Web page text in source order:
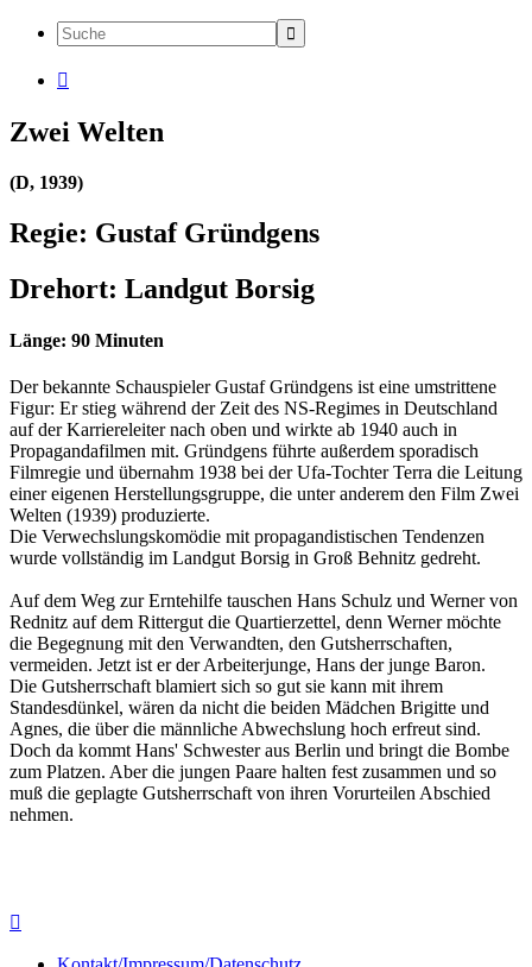

Zwei Welten
(D, 1939)
Regie: Gustaf Gründgens
Drehort: Landgut Borsig
Länge: 90 Minuten
Der bekannte Schauspieler Gustaf Gründgens ist eine umstrittene
Figur: Er stieg während der Zeit des NS-Regimes in Deutschland
auf der Karriereleiter nach oben und wirkte ab 1940 auch in
Propagandafilmen mit. Gründgens führte außerdem sporadisch
Filmregie und übernahm 1938 bei der Ufa-Tochter Terra die Leitung
einer eigenen Herstellungsgruppe, die unter anderem den Film Zwei
Welten (1939) produzierte.
Die Verwechslungskomödie mit propagandistischen Tendenzen
wurde vollständig im Landgut Borsig in Groß Behnitz gedreht.
Auf dem Weg zur Erntehilfe tauschen Hans Schulz und Werner von
Rednitz auf dem Rittergut die Quartierzettel, denn Werner möchte
die Begegnung mit den Verwandten, den Gutsherrschaften,
vermeiden. Jetzt ist er der Arbeiterjunge, Hans der junge Baron.
Die Gutsherrschaft blamiert sich so gut sie kann mit ihrem
Standesdünkel, wären da nicht die beiden Mädchen Brigitte und
Agnes, die über die männliche Abwechslung hoch erfreut sind.
Doch da kommt Hans' Schwester aus Berlin und bringt die Bombe
zum Platzen. Aber die jungen Paare halten fest zusammen und so
muß die geplagte Gutsherrschaft von ihren Vorurteilen Abschied
nehmen.
